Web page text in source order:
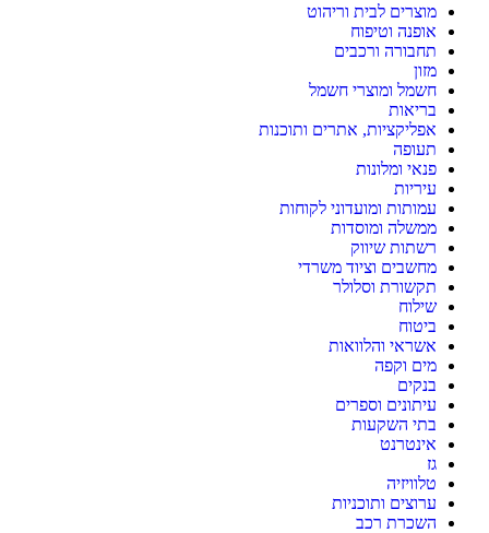
מוצרים לבית וריהוט
אופנה וטיפוח
תחבורה ורכבים
מזון
חשמל ומוצרי חשמל
בריאות
אפליקציות, אתרים ותוכנות
תעופה
פנאי ומלונות
עיריות
עמותות ומועדוני לקוחות
ממשלה ומוסדות
רשתות שיווק
מחשבים וציוד משרדי
תקשורת וסלולר
שילוח
ביטוח
אשראי והלוואות
מים וקפה
בנקים
עיתונים וספרים
בתי השקעות
אינטרנט
גז
טלוויזיה
ערוצים ותוכניות
השכרת רכב